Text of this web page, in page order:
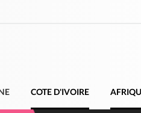
COTE D'IVOIRE